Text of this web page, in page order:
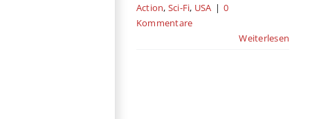
Action, Sci-Fi, USA | 0
Kommentare
Weiterlesen